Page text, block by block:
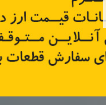
زه استیل گلگیر راست کلیوس نیو
کد قطعه:808201422R
قیمت: ۴٬۸۰۰٬۰۰۰ تومان
اطلاعات بیشتر